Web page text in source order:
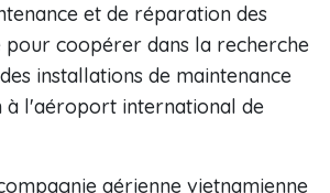
et de réparation des
pour coopérer dans la recherche
installations de maintenance
à l'aéroport international de
aérienne vietnamienne